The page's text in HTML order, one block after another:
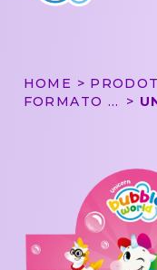
HOME
FORMATO CONVENIENZA